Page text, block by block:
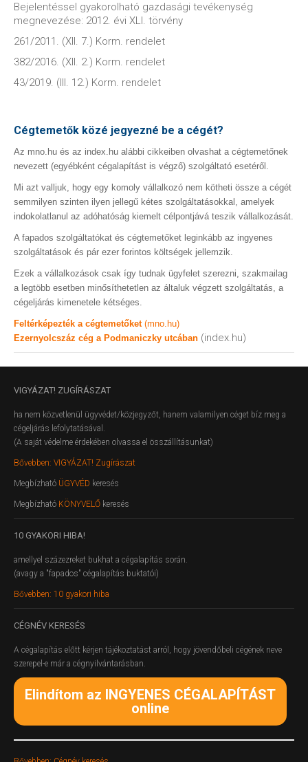
Bejelentéssel gyakorolható gazdasági tevékenység
megnevezése: 2012. évi XLI. törvény
261/2011. (XII. 7.) Korm. rendelet
382/2016. (XII. 2.) Korm. rendelet
43/2019. (III. 12.) Korm. rendelet
Cégtemetők közé jegyezné be a cégét?
Az mno.hu és az index.hu alábbi cikkeiben olvashat a cégtemetőnek
nevezett (egyébként cégalapítást is végző) szolgáltató esetéről.
Mi azt valljuk, hogy egy komoly vállalkozó nem kötheti össze a cégét
semmilyen szinten ilyen jellegű kétes szolgáltatásokkal, amelyek
indokolatlanul az adóhatóság kiemelt célpontjává teszik vállalkozását.
A fapados szolgáltatókat és cégtemetőket leginkább az ingyenes
szolgáltatások és pár ezer forintos költségek jellemzik.
Ezek a vállalkozások csak így tudnak ügyfelet szerezni, szakmailag
a legtöbb esetben minősíthetetlen az általuk végzett szolgáltatás, a
cégeljárás kimenetele kétséges.
Feltérképezték a cégtemetőket (mno.hu)
Ezernyolcszáz cég a Podmaniczky utcában (index.hu)
VIGYÁZAT! ZUGÍRÁSZAT
ha nem közvetlenül ügyvédet/közjegyzőt, hanem valamilyen céget bíz meg a
cégeljárás lefolytatásával.
(A saját védelme érdekében olvassa el összállításunkat)
Bővebben: VIGYÁZAT! Zugírászat
Megbízható ÜGYVÉD keresés
Megbízható KÖNYVELŐ keresés
10 GYAKORI HIBA!
amellyel százezreket bukhat a cégalapítás során.
(avagy a "fapados" cégalapítás buktatói)
Bővebben: 10 gyakori hiba
CÉGNÉV KERESÉS
A cégalapítás előtt kérjen tájékoztatást arról, hogy jövendőbeli cégének neve
szerepel-e már a cégnyilvántarásban.
Elindítom az INGYENES CÉGALAPÍTÁST
online